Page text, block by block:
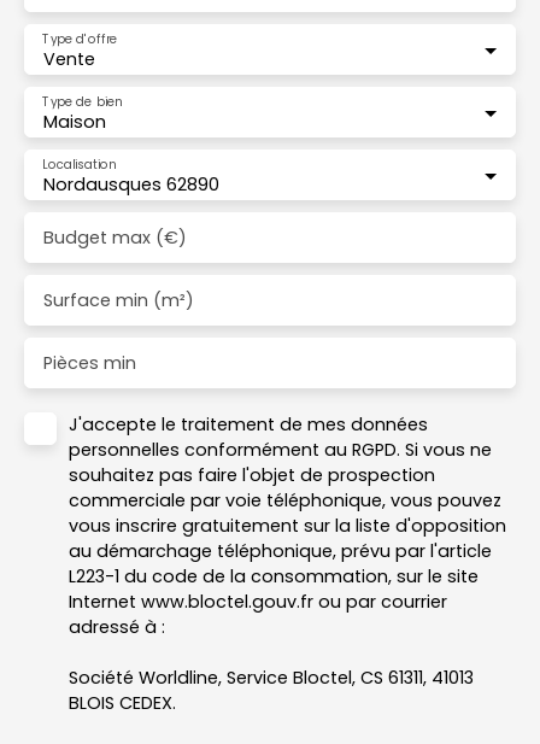
Vente
Type d'offre
Maison
Type de bien
Nordausques 62890
Localisation
Budget max (€)
Surface min (m²)
Pièces min
J'accepte le traitement de mes données
personnelles conformément au RGPD. Si vous ne
souhaitez pas faire l'objet de prospection
commerciale par voie téléphonique, vous pouvez
vous inscrire gratuitement sur la liste d'opposition
au démarchage téléphonique, prévu par l'article
L223-1 du code de la consommation, sur le site
Internet www.bloctel.gouv.fr ou par courrier
adressé à :
Société Worldline, Service Bloctel, CS 61311, 41013
BLOIS CEDEX.